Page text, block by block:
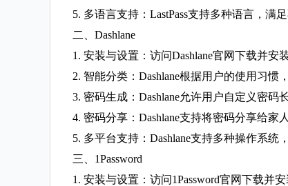
5. 多语言支持：LastPass支持多种语言，满
二、Dashlane
1. 安装与设置：访问Dashlane官网下载并
2. 智能分类：Dashlane根据用户的使用习惯
3. 密码生成：Dashlane允许用户自定义密码
4. 密码分享：Dashlane支持将密码分享给家
5. 多平台支持：Dashlane支持多种操作系统
三、1Password
1. 安装与设置：访问1Password官网下载并